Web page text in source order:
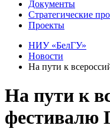
Документы
Стратегические
Проекты
НИУ «БелГУ»
Новости
На пути к
На пути к
фестивалю